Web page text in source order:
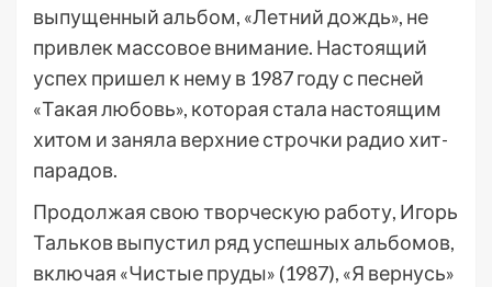
выпущенный альбом, «Летний дождь», не
привлек массовое внимание. Настоящий
успех пришел к нему в 1987 году с песней
«Такая любовь», которая стала настоящим
хитом и заняла верхние строчки радио хит-
парадов.
Продолжая свою творческую работу, Игорь
Тальков выпустил ряд успешных альбомов,
включая «Чистые пруды» (1987), «Я вернусь»